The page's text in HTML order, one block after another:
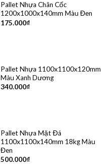
Pallet Nhựa Chân Cốc
1200x1000x140mm Màu Đen
175.000₫
Pallet Nhựa 1100x1100x120mm
Màu Xanh Dương
340.000₫
Pallet Nhựa Mặt Đá
1100x1100x140mm 18kg Màu
Đen
500.000₫